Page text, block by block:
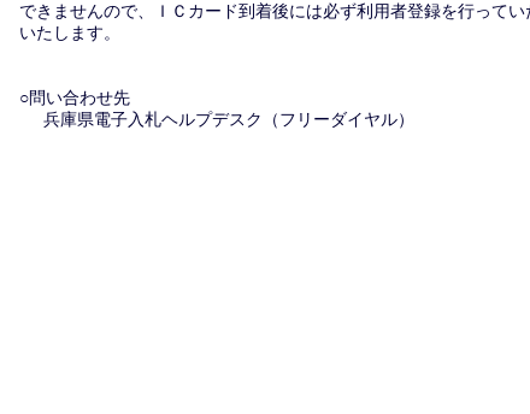
できませんので、ＩＣカード到着後には必ず利用者登録を行って
いたします。
○問い合わせ先
兵庫県電子入札ヘルプデスク（フリーダイヤル）